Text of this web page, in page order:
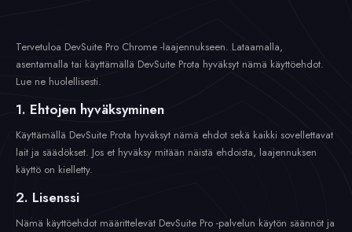
Tervetuloa DevSuite Pro Chrome -laajennukseen. Lataamalla,
asentamalla tai käyttämällä DevSuite Prota hyväksyt nämä käyttöehdot.
Lue ne huolellisesti.
1. Ehtojen hyväksyminen
Käyttämällä DevSuite Prota hyväksyt nämä ehdot sekä kaikki sovellettavat
lait ja säädökset. Jos et hyväksy mitään näistä ehdoista, laajennuksen
käyttö on kielletty.
2. Lisenssi
Nämä käyttöehdot määrittelevät DevSuite Pro -palvelun käytön säännöt ja